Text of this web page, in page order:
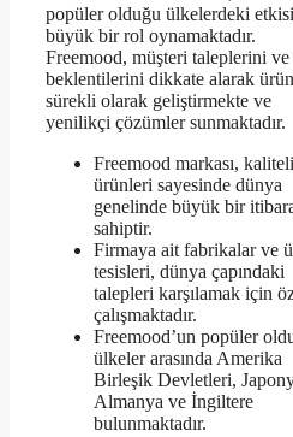
popüler olduğu ülkelerdeki etkisi
büyük bir rol oynamaktadır.
Freemood, müşteri taleplerini ve
beklentilerini dikkate alarak
sürekli olarak geliştirmekte ve
yenilikçi çözümler sunmaktadır.
Freemood markası, kaliteli
ürünleri sayesinde dünya
genelinde büyük bir
sahiptir.
Firmaya ait fabrikalar ve
tesisleri, dünya çapındaki
talepleri karşılamak için
çalışmaktadır.
Freemood’un popüler
ülkeler arasında Amerika
Birleşik Devletleri,
Almanya ve İngiltere
bulunmaktadır.